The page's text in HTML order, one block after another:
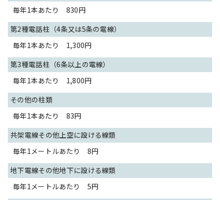
毎年1本あたり 830円
第2種電話柱（4条又は5条の電線）
毎年1本あたり 1,300円
第3種電話柱（6条以上の電線）
毎年1本あたり 1,800円
その他の柱類
毎年1本あたり 83円
共架電線その他上空に設ける線類
毎年1メートルあたり 8円
地下電線その他地下に設ける線類
毎年1メートルあたり 5円